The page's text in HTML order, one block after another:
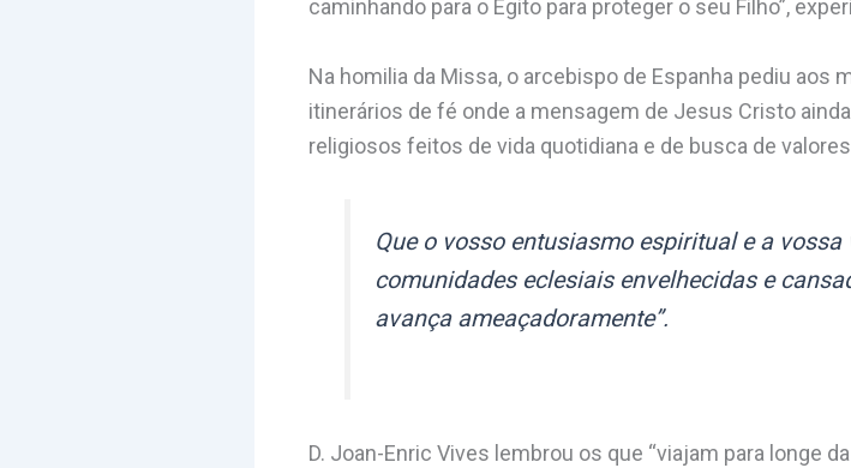
caminhando para o Egito para proteger o seu Filho”,
Na homilia da Missa, o arcebispo de Espanha pediu aos
itinerários de fé onde a mensagem de Jesus Cristo
religiosos feitos de vida quotidiana e de busca de
Que o vosso entusiasmo espiritual e a
comunidades eclesiais envelhecidas e
avança ameaçadoramente”.
D. Joan-Enric Vives lembrou os que “viajam para longe